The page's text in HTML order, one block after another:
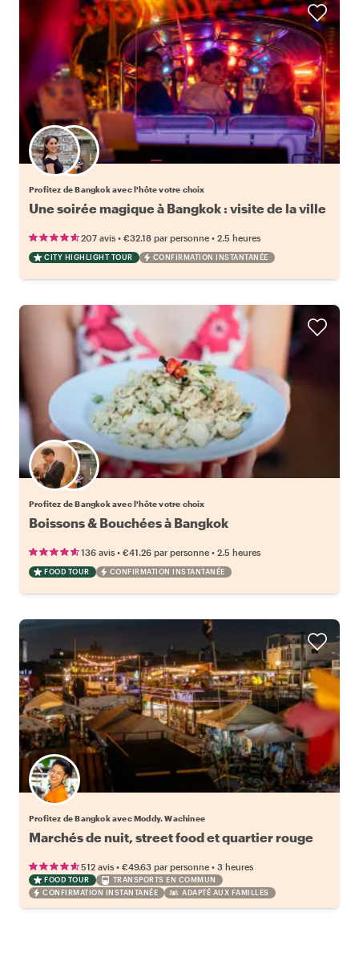
Choisissez votre local favori
Profitez de Bangkok avec l'hôte votre choix
Une soirée magique à Bangkok : visite de la ville
207 avis • €32.18 par personne • 2.5 heures
CITY HIGHLIGHT TOUR CONFIRMATION INSTANTANÉE
Choisissez votre local favori
Profitez de Bangkok avec l'hôte votre choix
Boissons & Bouchées à Bangkok
136 avis • €41.26 par personne • 2.5 heures
FOOD TOUR CONFIRMATION INSTANTANÉE
Profitez de Bangkok avec Moddy. Wachinee
Marchés de nuit, street food et quartier rouge
512 avis • €49.63 par personne • 3 heures
FOOD TOUR
TRANSPORTS EN COMMUN
CONFIRMATION INSTANTANÉE
ADAPTÉ AUX FAMILLES